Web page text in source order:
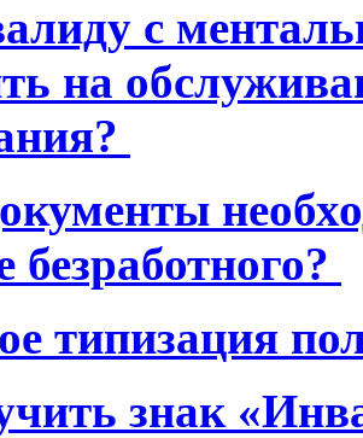
с
на
безработного?
типизация
знак